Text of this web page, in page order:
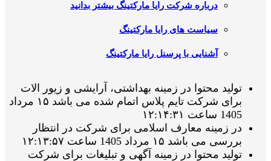
درباره شرکت رایا مارکتینگ بیشتر بدانید
سیاست های رایا مارکتینگ
آشنایی با پرسنل رایا مارکتینگ
تولید محتوا در زمینه بهداشتی، آرایشی و زیور الات
برای شرکت تایم پلاس اتمام شده می باشد ۱۵ مرداد
1405 ساعت ۱۲:۱۴:۳۱
در زمینه معارف اسلامی برای شرکت در انتظار
بررسی می باشد ۱۵ مرداد 1405 ساعت ۱۲:۱۳:۵۷
تولید محتوا در زمینه آگهی و تبلیغات برای شرکت